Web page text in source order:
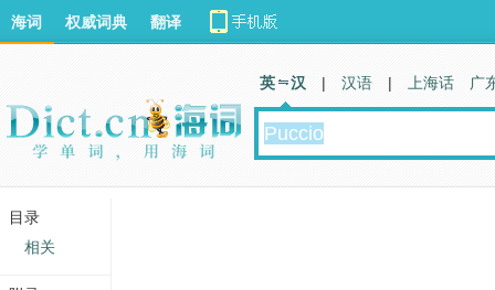
海词 权威词典 翻译
英 汉 | 汉语 | 上海话 广
目录
相关